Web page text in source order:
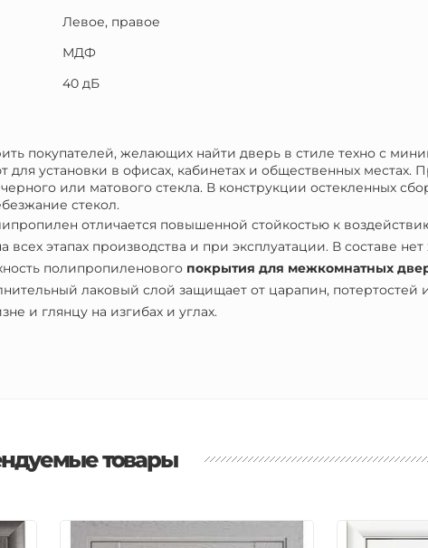
Левое, правое
МДФ
40 дБ
покупателей, желающих найти дверь в стиле техно с
установки в офисах, кабинетах и общественных местах.
или матового стекла. В конструкции остекленных
стекол.
отличается повышенной стойкостью к
этапах производства и при эксплуатации. В составе
полипропиленового покрытия для межкомнатных
лаковый слой защищает от царапин, потертостей
и глянцу на изгибах и углах.
товары